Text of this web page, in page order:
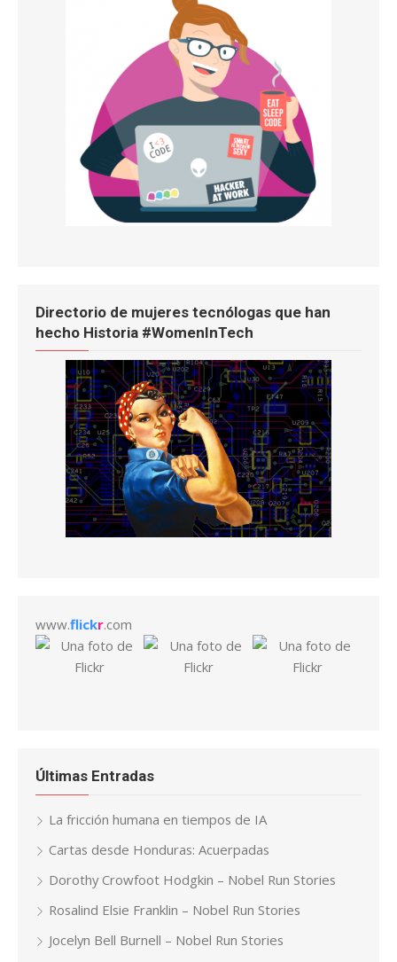
Directorio de mujeres tecnólogas que han
hecho Historia #WomenInTech
www.flickr.com
Últimas Entradas
La fricción humana en tiempos de IA
Cartas desde Honduras: Acuerpadas
Dorothy Crowfoot Hodgkin – Nobel Run Stories
Rosalind Elsie Franklin – Nobel Run Stories
Jocelyn Bell Burnell – Nobel Run Stories